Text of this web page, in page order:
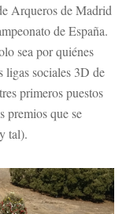
Arqueros de Madrid
de España.
sea por quiénes
ligas sociales 3D de
primeros puestos
premios que se
tal).